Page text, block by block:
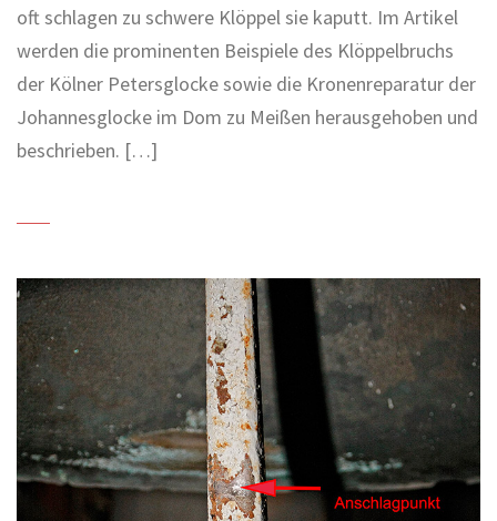
oft schlagen zu schwere Klöppel sie kaputt. Im Artikel
werden die prominenten Beispiele des Klöppelbruchs
der Kölner Petersglocke sowie die Kronenreparatur der
Johannesglocke im Dom zu Meißen herausgehoben und
beschrieben. […]